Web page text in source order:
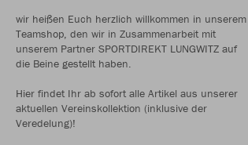
wir heißen Euch herzlich willkommen in unserem
Teamshop, den wir in Zusammenarbeit mit
unserem Partner SPORTDIREKT LUNGWITZ auf
die Beine gestellt haben.
Hier findet Ihr ab sofort alle Artikel aus unserer
aktuellen Vereinskollektion (inklusive der
Veredelung)!